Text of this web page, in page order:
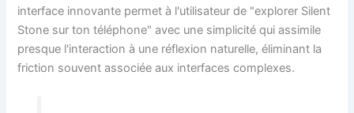
interface innovante permet à l'utilisateur de "explorer Silent
Stone sur ton téléphone" avec une simplicité qui assimile
presque l'interaction à une réflexion naturelle, éliminant la
friction souvent associée aux interfaces complexes.